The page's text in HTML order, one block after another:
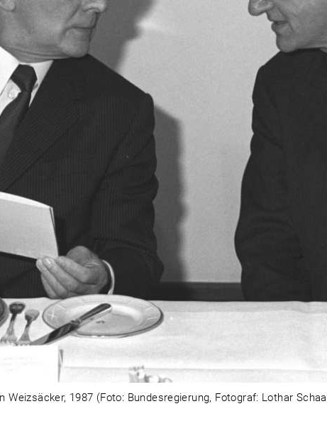
Weizsäcker, 1987 (Foto: Bundesregierung, Fotograf: Lothar